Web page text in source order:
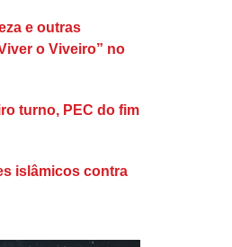
e outras
o Viveiro” no
turno, PEC do fim
islâmicos contra